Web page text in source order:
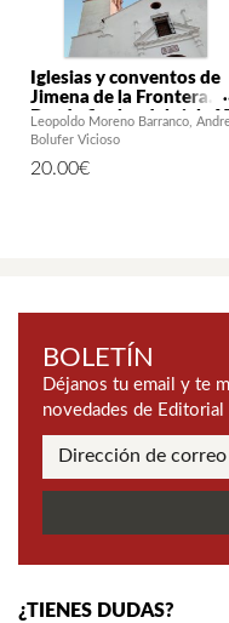
Iglesias y conventos de
Jimena de la Frontera.
Desde finales del siglo
a la actualidad
Leopoldo Moreno Barranco
Bolufer Vicioso
20.00€
BOLETÍN
Déjanos tu email y te
novedades de Editorial
¿TIENES DUDAS?